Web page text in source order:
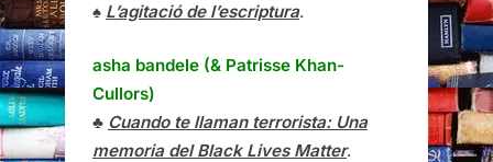
♠ L’agitació de l’escriptura.
asha bandele (& Patrisse Khan-
Cullors)
♣ Cuando te llaman terrorista: Una
memoria del Black Lives Matter.